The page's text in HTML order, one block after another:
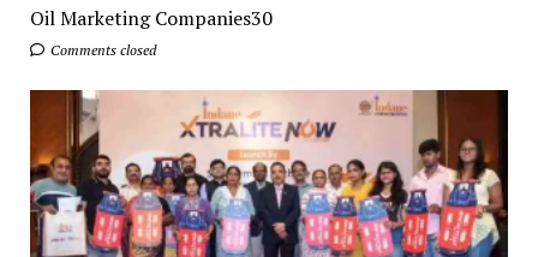
Oil Marketing Companies30
Comments closed